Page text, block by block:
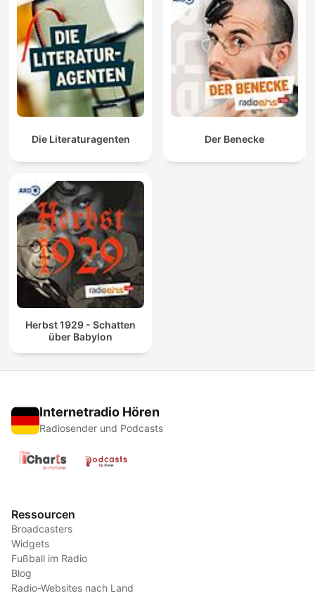
Die Literaturagenten Der Benecke
Herbst 1929 - Schatten
über Babylon
Internetradio Hören
Radiosender und Podcasts
Ressourcen
Broadcasters
Widgets
Fußball im Radio
Blog
Radio-Websites nach Land